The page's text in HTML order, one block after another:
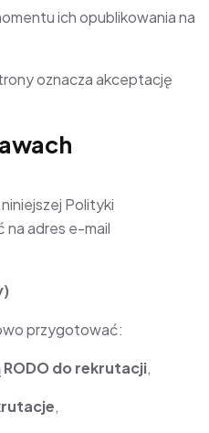
ich opublikowania na
oznacza akceptację
Polityki
na adres e-mail
przygotować:
do rekrutacji,
,